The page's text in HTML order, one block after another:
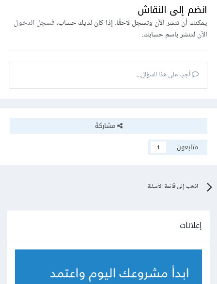
انضم إلى النقاش
يمكنك أن تنشر الآن وتسجل لاحقًا. إذا كان لديك حساب،فسجل الدخول
الآنلتنشر باسم حسابك.
أجب على هذا السؤال...
مشاركة
متابعون
1
اذهب إلى قائمة الأسئلة
إعلانات